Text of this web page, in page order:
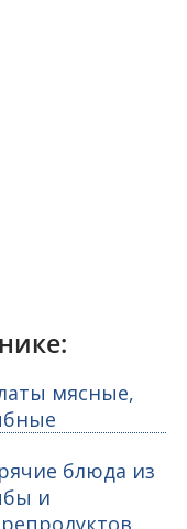
мясные,
блюда из
и